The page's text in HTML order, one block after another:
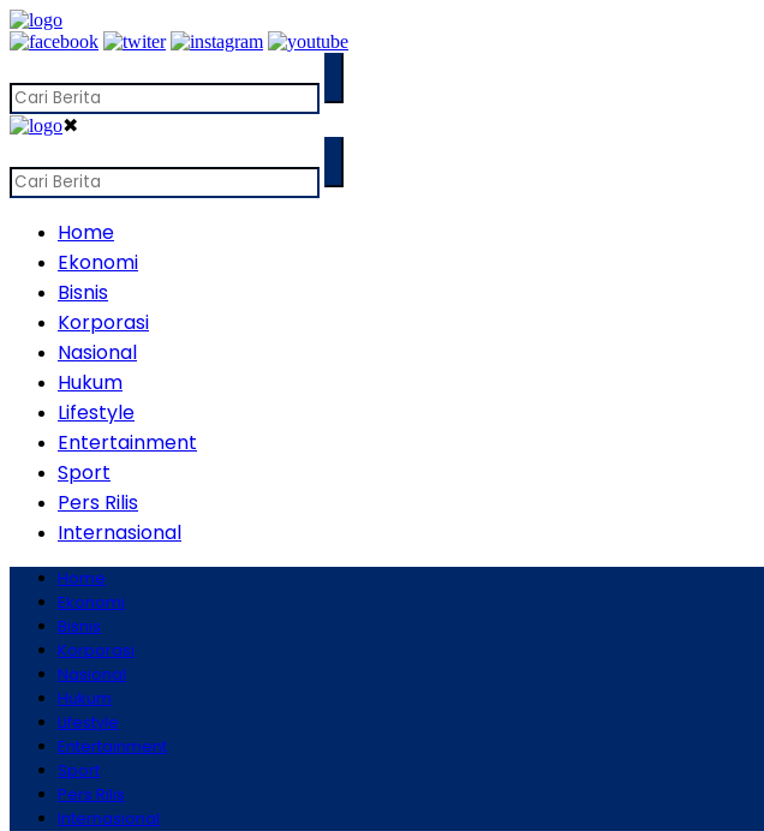
✖
Home
Ekonomi
Bisnis
Korporasi
Nasional
Hukum
Lifestyle
Entertainment
Sport
Pers Rilis
Internasional
Home
Ekonomi
Bisnis
Korporasi
Nasional
Hukum
Lifestyle
Entertainment
Sport
Pers Rilis
Internasional